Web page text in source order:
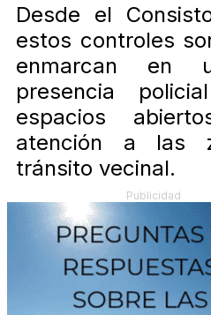
Desde el
estos controles
enmarcan en
presencia
espacios
atención a las
tránsito vecinal.
Publicidad